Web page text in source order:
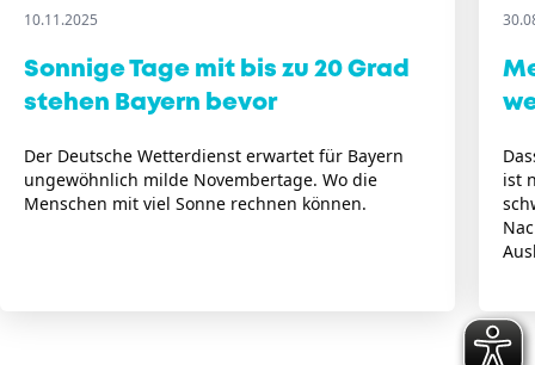
10.11.2025
Sonnige Tage mit bis zu 20 Grad
stehen Bayern bevor
Der Deutsche Wetterdienst erwartet für Bayern
ungewöhnlich milde Novembertage. Wo die
Menschen mit viel Sonne rechnen können.
ist